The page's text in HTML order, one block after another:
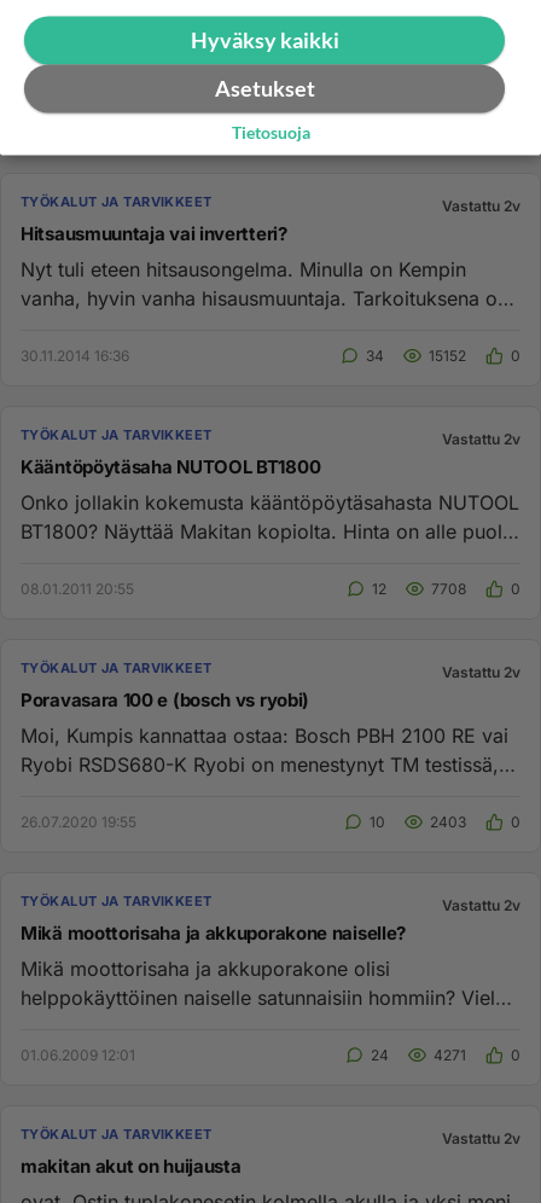
TYÖKALUT JA TARVIKKEET Vastattu 2v
Hitsausmuuntaja vai invertteri?
Nyt tuli eteen hitsausongelma. Minulla on Kempin
vanha, hyvin vanha hisausmuuntaja. Tarkoituksena on
30.11.2014 16:36 34 15152 0
TYÖKALUT JA TARVIKKEET Vastattu 2v
Kääntöpöytäsaha NUTOOL BT1800
Onko jollakin kokemusta kääntöpöytäsahasta NUTOOL
BT1800? Näyttää Makitan kopiolta. Hinta on alle puolet
08.01.2011 20:55 12 7708 0
TYÖKALUT JA TARVIKKEET Vastattu 2v
Poravasara 100 e (bosch vs ryobi)
Moi, Kumpis kannattaa ostaa: Bosch PBH 2100 RE vai
Ryobi RSDS680-K Ryobi on menestynyt TM testissä,
26.07.2020 19:55 10 2403 0
TYÖKALUT JA TARVIKKEET Vastattu 2v
Mikä moottorisaha ja akkuporakone naiselle?
Mikä moottorisaha ja akkuporakone olisi
helppokäyttöinen naiselle satunnaisiin hommiin? Vielä
01.06.2009 12:01 24 4271 0
TYÖKALUT JA TARVIKKEET Vastattu 2v
makitan akut on huijausta
Hyväksy kaikki
Asetukset
Tietosuoja